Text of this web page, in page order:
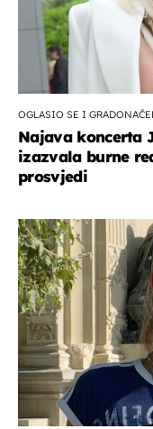
OGLASIO SE I
Najava koncerta
izazvala burne
prosvjedi